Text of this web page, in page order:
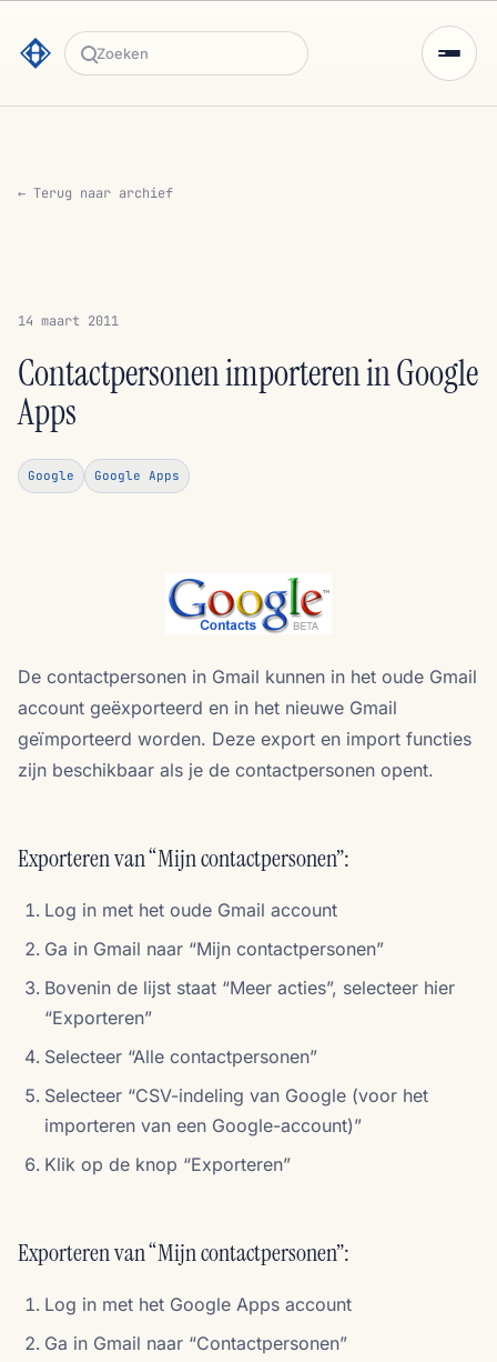
Zoeken
← Terug naar archief
14 maart 2011
Contactpersonen importeren in Google
Apps
Google Google Apps
De contactpersonen in Gmail kunnen in het oude Gmail
account geëxporteerd en in het nieuwe Gmail
geïmporteerd worden. Deze export en import functies
zijn beschikbaar als je de contactpersonen opent.
Exporteren van “Mijn contactpersonen”:
Log in met het oude Gmail account
Ga in Gmail naar “Mijn contactpersonen”
Bovenin de lijst staat “Meer acties”, selecteer hier
“Exporteren”
Selecteer “Alle contactpersonen”
Selecteer “CSV-indeling van Google (voor het
importeren van een Google-account)”
Klik op de knop “Exporteren”
Exporteren van “Mijn contactpersonen”:
Log in met het Google Apps account
Ga in Gmail naar “Contactpersonen”